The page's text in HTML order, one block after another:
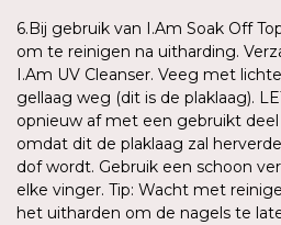
6.Bij gebruik van I.Am Soak Off
om te reinigen na uitharding.
I.Am UV Cleanser. Veeg met
gellaag weg (dit is de plaklaag).
opnieuw af met een gebruikt
omdat dit de plaklaag zal
dof wordt. Gebruik een schoon
elke vinger. Tip: Wacht met
het uitharden om de nagels te